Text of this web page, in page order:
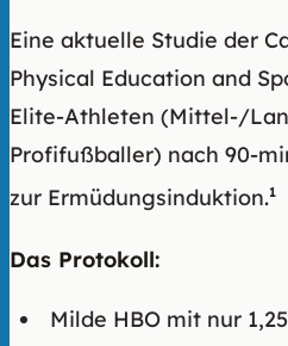
Eine aktuelle Studie der
Physical Education and
Elite-Athleten (Mittel-/
Profifußballer) nach 90-
zur Ermüdungsinduktion.1
Das Protokoll:
Milde HBO mit nur